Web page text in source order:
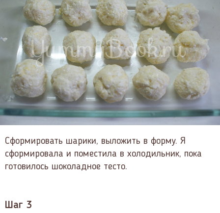
Сформировать шарики, выложить в форму. Я
сформировала и поместила в холодильник, пока
готовилось шоколадное тесто.
Шаг 3